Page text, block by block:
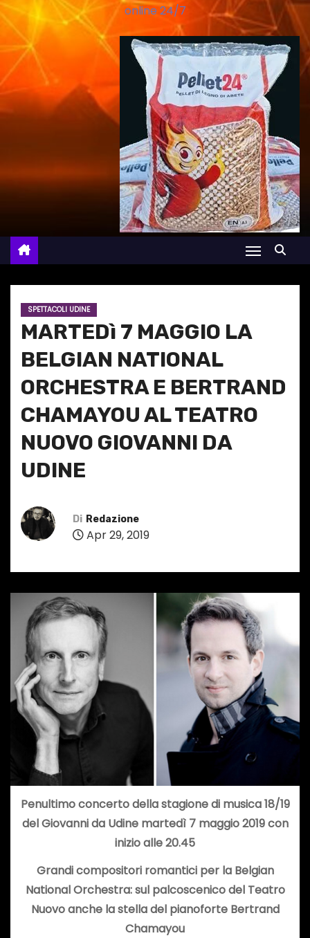
online 24/7
SPETTACOLI UDINE
MARTEDì 7 MAGGIO LA
BELGIAN NATIONAL
ORCHESTRA E BERTRAND
CHAMAYOU AL TEATRO
NUOVO GIOVANNI DA
UDINE
Di Redazione
Apr 29, 2019
Penultimo concerto della stagione di musica 18/19
del Giovanni da Udine martedì 7 maggio 2019 con
inizio alle 20.45
Grandi compositori romantici per la Belgian
National Orchestra: sul palcoscenico del Teatro
Nuovo anche la stella del pianoforte Bertrand
Chamayou